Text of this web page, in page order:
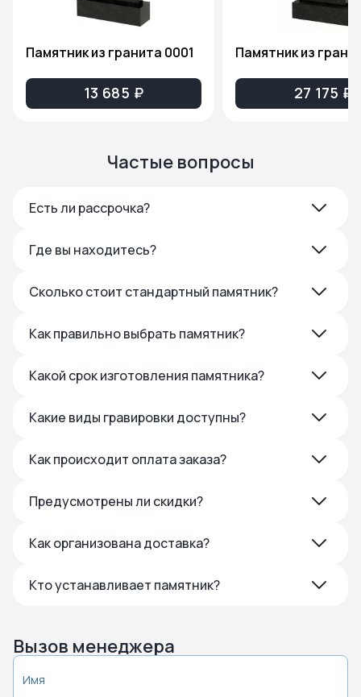
Памятник из гранита 0001
13 685 ₽ 27 175 ₽
Частые вопросы
Есть ли рассрочка?
Где вы находитесь?
Сколько стоит стандартный памятник?
Как правильно выбрать памятник?
Какой срок изготовления памятника?
Какие виды гравировки доступны?
Как происходит оплата заказа?
Предусмотрены ли скидки?
Как организована доставка?
Кто устанавливает памятник?
Вызов менеджера